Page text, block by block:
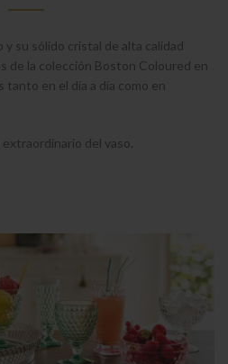
su sólido cristal de alta calidad
de la colección Boston Coloured en
tanto en el día a día como en
del vaso.